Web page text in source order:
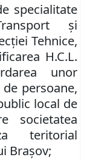
specialitate
și
Tehnice,
H.C.L.
unor
persoane,
local de
societatea
teritorial
Braşov;